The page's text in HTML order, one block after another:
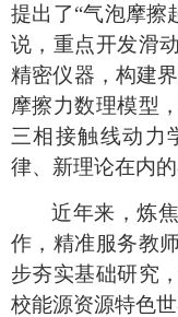
提出了“气泡摩擦
说，重点开发滑
精密仪器，构建
摩擦力数理模型
三相接触线动力
律、新理论在内
近年来，炼
作，精准服务教
步夯实基础研究
校能源资源特色